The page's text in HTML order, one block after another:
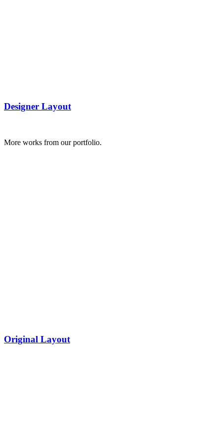
Designer Layout
More works from our portfolio.
Original Layout